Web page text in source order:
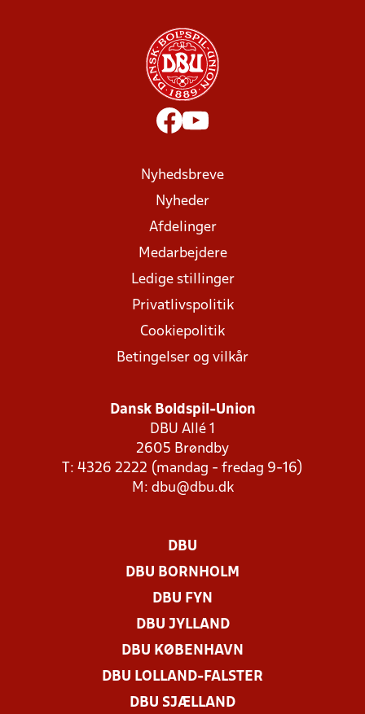
Nyhedsbreve
Nyheder
Afdelinger
Medarbejdere
Ledige stillinger
Privatlivspolitik
Cookiepolitik
Betingelser og vilkår
Dansk Boldspil-Union
DBU Allé 1
2605 Brøndby
T: 4326 2222 (mandag - fredag 9-16)
M: dbu@dbu.dk
DBU
DBU BORNHOLM
DBU FYN
DBU JYLLAND
DBU KØBENHAVN
DBU LOLLAND-FALSTER
DBU SJÆLLAND